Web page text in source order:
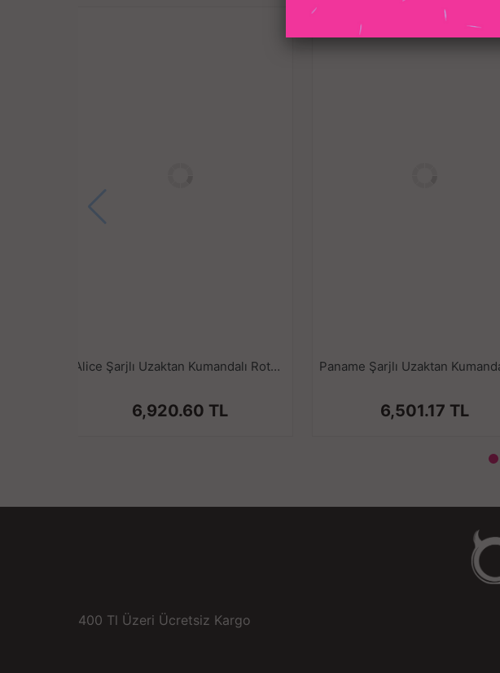
Alice Şarjlı Uzaktan Kumandalı Rotasyon Hareketli Çift Taraflı Strapless Strapon Vibratör
6,920.60 TL 6,501.17 TL
400 Tl Üzeri Ücretsiz Kargo